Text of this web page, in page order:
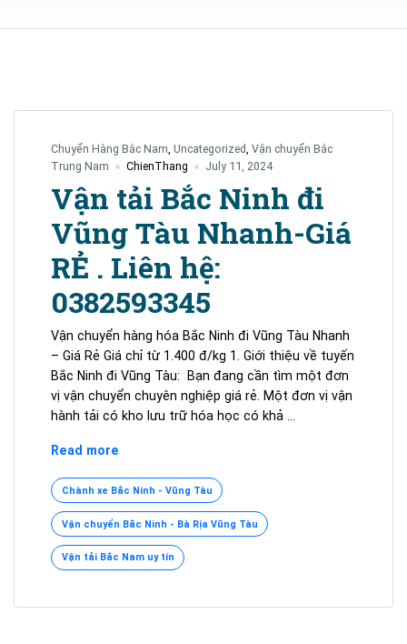
Chuyển Hàng Bắc Nam, Uncategorized, Vận chuyển Bắc
Trung Nam
ChienThang July 11, 2024
Vận tải Bắc Ninh đi
Vũng Tàu Nhanh-Giá
RẺ . Liên hệ:
0382593345
Vận chuyển hàng hóa Bắc Ninh đi Vũng Tàu Nhanh
– Giá Rẻ Giá chỉ từ 1.400 đ/kg 1. Giới thiệu về tuyến
Bắc Ninh đi Vũng Tàu: Bạn đang cần tìm một đơn
vị vận chuyển chuyên nghiệp giá rẻ. Một đơn vị vận
hành tải có kho lưu trữ hóa học có khả …
Read more
Bắc
Ninh
đi
Vũng
Tàu
Giá
Chành xe Bắc Ninh - Vũng Tàu
Vận chuyển Bắc Ninh - Bà Rịa Vũng Tàu
Vận tải Bắc Nam uy tín